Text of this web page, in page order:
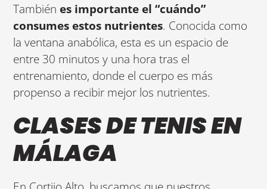
También es importante el “cuándo”
consumes estos nutrientes. Conocida como
la ventana anabólica, esta es un espacio de
entre 30 minutos y una hora tras el
entrenamiento, donde el cuerpo es más
propenso a recibir mejor los nutrientes.
CLASES DE TENIS EN
MÁLAGA